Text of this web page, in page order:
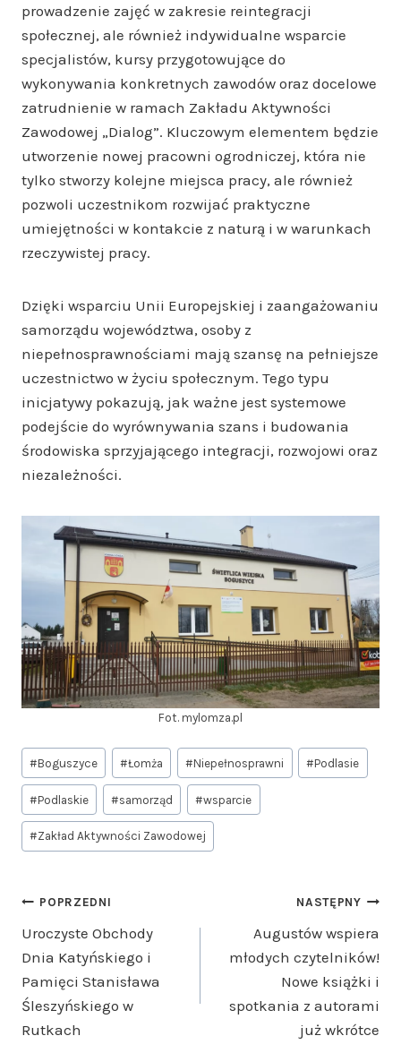
prowadzenie zajęć w zakresie reintegracji
społecznej, ale również indywidualne wsparcie
specjalistów, kursy przygotowujące do
wykonywania konkretnych zawodów oraz docelowe
zatrudnienie w ramach Zakładu Aktywności
Zawodowej „Dialog”. Kluczowym elementem będzie
utworzenie nowej pracowni ogrodniczej, która nie
tylko stworzy kolejne miejsca pracy, ale również
pozwoli uczestnikom rozwijać praktyczne
umiejętności w kontakcie z naturą i w warunkach
rzeczywistej pracy.
Dzięki wsparciu Unii Europejskiej i zaangażowaniu
samorządu województwa, osoby z
niepełnosprawnościami mają szansę na pełniejsze
uczestnictwo w życiu społecznym. Tego typu
inicjatywy pokazują, jak ważne jest systemowe
podejście do wyrównywania szans i budowania
środowiska sprzyjającego integracji, rozwojowi oraz
niezależności.
Fot. mylomza.pl
Tagi
wpisu:
#Boguszyce #Łomża #Niepełnosprawni #Podlasie
#Podlaskie #samorząd #wsparcie
#Zakład Aktywności Zawodowej
Nawigacja
wpisu
POPRZEDNI
Uroczyste Obchody
Dnia Katyńskiego i
Pamięci Stanisława
Śleszyńskiego w
Rutkach
NASTĘPNY
Augustów wspiera
młodych czytelników!
Nowe książki i
spotkania z autorami
już wkrótce